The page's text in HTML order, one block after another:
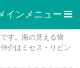
インメニュー 
す。海の見える物
介はミセス・リビン